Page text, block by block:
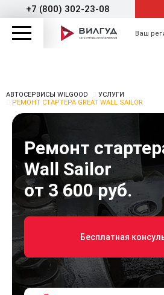
+7 (800) 302-23-08
Ваш
АВТОСЕРВИСЫ WILGOOD
УСЛУГИ
РЕМОНТ СТАРТЕРА GREAT WALL SAILOR
Ремонт
Wall Sailor
от 3 600 руб.
Бесплатная